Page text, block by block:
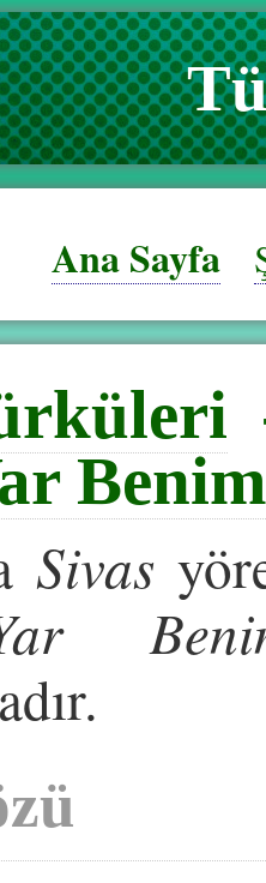
Ana Sayfa
Benim
Sivas